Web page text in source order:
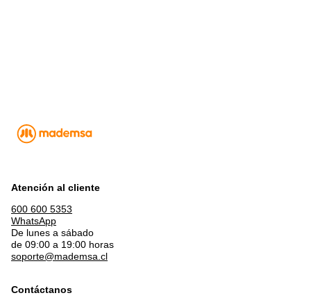
Atención al cliente
600 600 5353
WhatsApp
De lunes a sábado
de 09:00 a 19:00 horas
soporte@mademsa.cl
Contáctanos